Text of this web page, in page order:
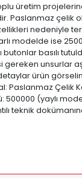
üretim
Paslanmaz çelik
nedeniyle
modelde ise
basılı
gereken unsurlar
detaylar ürün
Paslanmaz Çelik
500000 (yaylı
teknik